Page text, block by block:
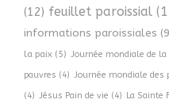
(12) feuillet paroissial
informations paroissiales
la paix (5) Journée mondiale de la
pauvres (4) Journée mondiale des
(4) Jésus Pain de vie (4) La Sainte